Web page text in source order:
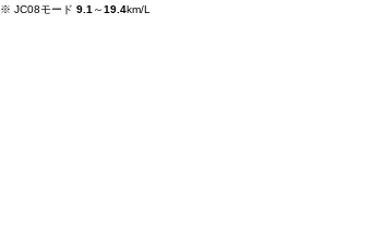
※ JC08モード 9.1 ～19.4km/L